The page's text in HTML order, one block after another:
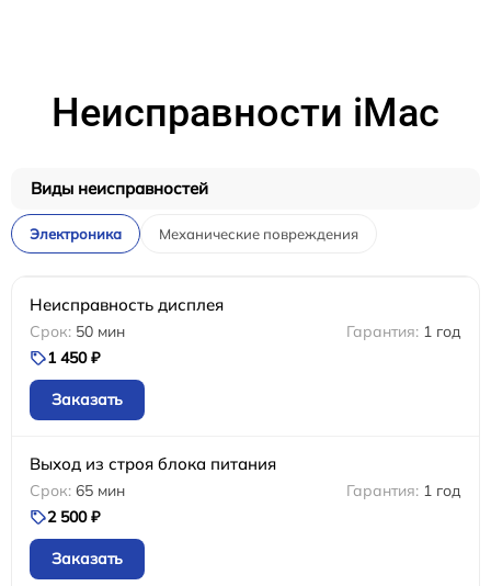
Неисправности iMac
Виды неисправностей
Электроника Механические повреждения
Неисправность дисплея
50 мин
1 год
1 450 ₽
Заказать
Выход из строя блока питания
65 мин
1 год
2 500 ₽
Заказать